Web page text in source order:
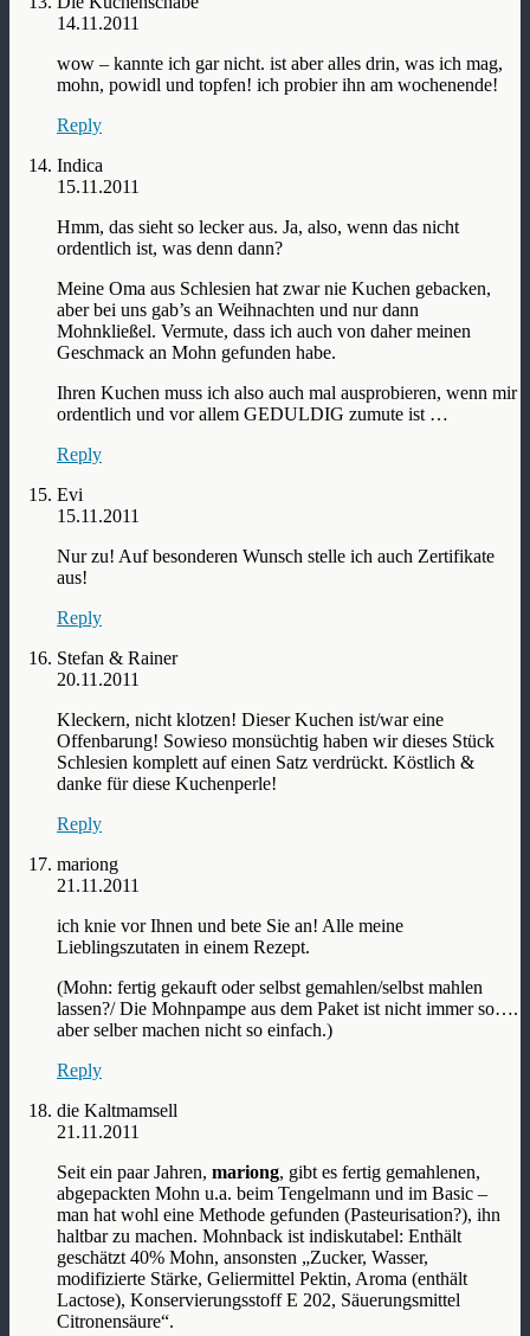
14.11.2011
wow – kannte ich gar nicht. ist aber alles drin, was ich mag,
mohn, powidl und topfen! ich probier ihn am wochenende!
Reply
Indica
15.11.2011
Hmm, das sieht so lecker aus. Ja, also, wenn das nicht
ordentlich ist, was denn dann?
Meine Oma aus Schlesien hat zwar nie Kuchen gebacken,
aber bei uns gab’s an Weihnachten und nur dann
Mohnkließel. Vermute, dass ich auch von daher meinen
Geschmack an Mohn gefunden habe.
Ihren Kuchen muss ich also auch mal ausprobieren, wenn mir
ordentlich und vor allem GEDULDIG zumute ist …
Reply
Evi
15.11.2011
Nur zu! Auf besonderen Wunsch stelle ich auch Zertifikate
aus!
Reply
Stefan & Rainer
20.11.2011
Kleckern, nicht klotzen! Dieser Kuchen ist/war eine
Offenbarung! Sowieso monsüchtig haben wir dieses Stück
Schlesien komplett auf einen Satz verdrückt. Köstlich &
danke für diese Kuchenperle!
Reply
mariong
21.11.2011
ich knie vor Ihnen und bete Sie an! Alle meine
Lieblingszutaten in einem Rezept.
(Mohn: fertig gekauft oder selbst gemahlen/selbst mahlen
lassen?/ Die Mohnpampe aus dem Paket ist nicht immer so….
aber selber machen nicht so einfach.)
Reply
die Kaltmamsell
21.11.2011
Seit ein paar Jahren, mariong, gibt es fertig gemahlenen,
abgepackten Mohn u.a. beim Tengelmann und im Basic –
man hat wohl eine Methode gefunden (Pasteurisation?), ihn
haltbar zu machen. Mohnback ist indiskutabel: Enthält
geschätzt 40% Mohn, ansonsten „Zucker, Wasser,
modifizierte Stärke, Geliermittel Pektin, Aroma (enthält
Lactose), Konservierungsstoff E 202, Säuerungsmittel
Citronensäure“.